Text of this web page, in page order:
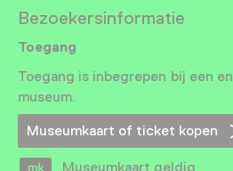
Bezoekersinformatie
Toegang
Toegang is inbegrepen bij een
museum.
Museumkaart of ticket kopen
Museumkaart geldig